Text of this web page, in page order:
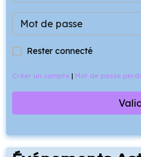
Rester connecté
Créer un compte | Mot de passe